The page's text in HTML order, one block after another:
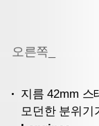
오른쪽_
지름 42mm 스
모던한 분위기